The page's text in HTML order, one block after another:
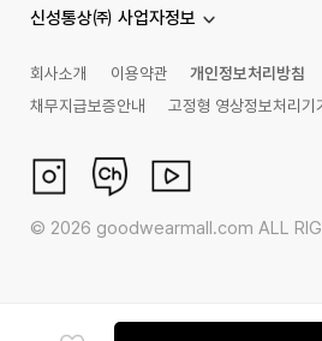
신성통상㈜ 사업자정보
회사소개 이용약관
개인정보처리방침
채무지급보증안내
고정형 영상정보처리기
© 2026 goodwearmall.com ALL